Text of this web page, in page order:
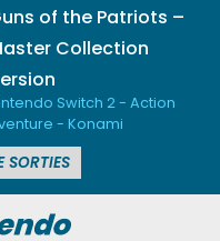
of the Patriots –
Collection
Switch 2 - Action
- Konami
SORTIES